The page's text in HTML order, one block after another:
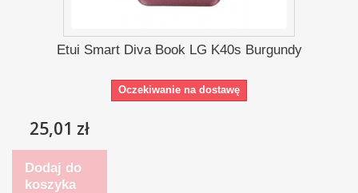
Etui Smart Diva Book LG K40s Burgundy
Oczekiwanie na dostawę
25,01 zł
Dodaj do
koszyka